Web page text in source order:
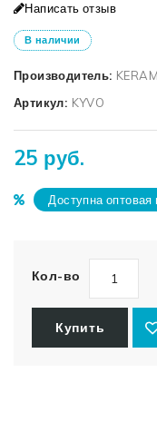
Написать отзыв
В наличии
Производитель:
Артикул: KYVO
25 руб.
Доступна оптовая
Кол-во
Купить